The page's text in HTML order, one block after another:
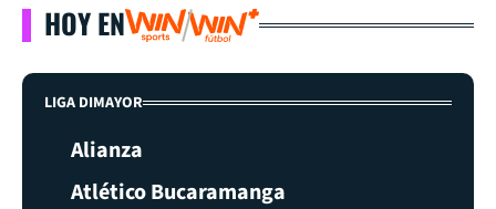
HOY EN
LIGA DIMAYOR
Alianza
Atlético Bucaramanga